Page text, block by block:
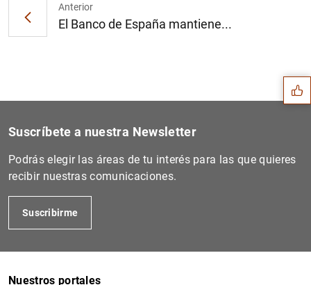
Anterior
El Banco de España mantiene...
Sugerencias
Suscríbete a nuestra Newsletter
Podrás elegir las áreas de tu interés para las que quieres
recibir nuestras comunicaciones.
Suscribirme
Nuestros portales